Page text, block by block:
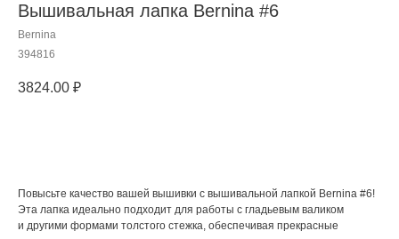
Вышивальная лапка Bernina #6
Bernina
394816
3824.00 ₽
Повысьте качество вашей вышивки с вышивальной лапкой Bernina #6!
Эта лапка идеально подходит для работы с гладьевым валиком
и другими формами толстого стежка, обеспечивая прекрасные